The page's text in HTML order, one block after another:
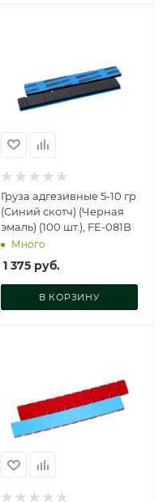
Груза адгезивные 5-10 гр
(Синий скотч) (Черная
эмаль) (100 шт.), FE-081B
Много
1 375руб.
В КОРЗИНУ